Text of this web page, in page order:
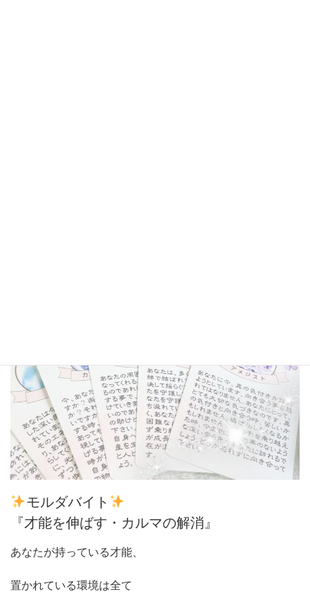
モルダバイト
『才能を伸ばす・カルマの解消』
あなたが持っている才能、
置かれている環境は全て